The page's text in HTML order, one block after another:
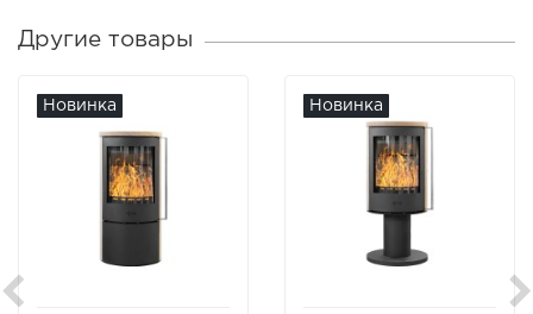
Другие товары
Новинка Новинка